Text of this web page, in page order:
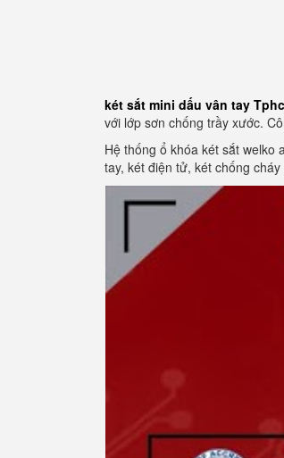
két sắt mini dấu vân tay
với lớp sơn chống trầy xước.
Hệ thống ổ khóa két sắt welko
tay, két điện tử, két chống